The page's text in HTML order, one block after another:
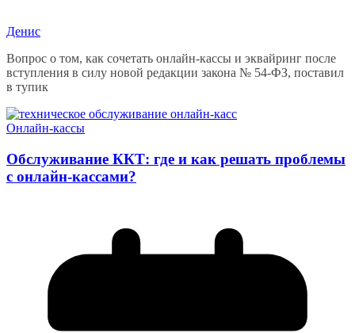
Денис
Вопрос о том, как сочетать онлайн-кассы и эквайринг после
вступления в силу новой редакции закона № 54-ФЗ, поставил
в тупик
Онлайн-кассы
Обслуживание ККТ: где и как решать проблемы
с онлайн-кассами?